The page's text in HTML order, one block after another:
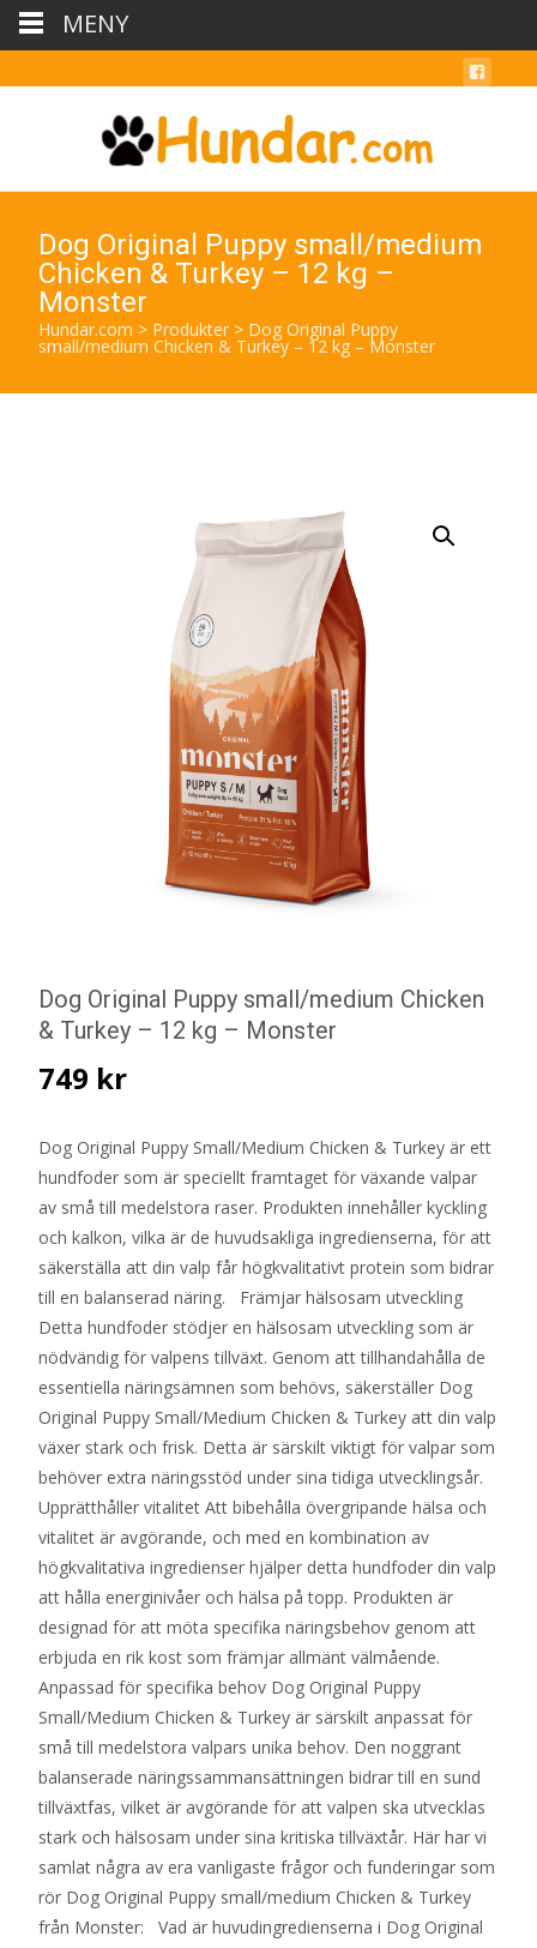
Dog Original Puppy small/medium
Chicken & Turkey – 12 kg –
Monster
Hundar.com > Produkter > Dog Original Puppy
small/medium Chicken & Turkey – 12 kg – Monster
Dog Original Puppy small/medium Chicken
& Turkey – 12 kg – Monster
749 kr
Dog Original Puppy Small/Medium Chicken & Turkey är ett
hundfoder som är speciellt framtaget för växande valpar
av små till medelstora raser. Produkten innehåller kyckling
och kalkon, vilka är de huvudsakliga ingredienserna, för att
säkerställa att din valp får högkvalitativt protein som bidrar
till en balanserad näring. Främjar hälsosam utveckling
Detta hundfoder stödjer en hälsosam utveckling som är
nödvändig för valpens tillväxt. Genom att tillhandahålla de
essentiella näringsämnen som behövs, säkerställer Dog
Original Puppy Small/Medium Chicken & Turkey att din valp
växer stark och frisk. Detta är särskilt viktigt för valpar som
behöver extra näringsstöd under sina tidiga utvecklingsår.
Upprätthåller vitalitet Att bibehålla övergripande hälsa och
vitalitet är avgörande, och med en kombination av
högkvalitativa ingredienser hjälper detta hundfoder din valp
att hålla energinivåer och hälsa på topp. Produkten är
designad för att möta specifika näringsbehov genom att
erbjuda en rik kost som främjar allmänt välmående.
Anpassad för specifika behov Dog Original Puppy
Small/Medium Chicken & Turkey är särskilt anpassat för
små till medelstora valpars unika behov. Den noggrant
balanserade näringssammansättningen bidrar till en sund
tillväxtfas, vilket är avgörande för att valpen ska utvecklas
stark och hälsosam under sina kritiska tillväxtår. Här har vi
samlat några av era vanligaste frågor och funderingar som
rör Dog Original Puppy small/medium Chicken & Turkey
från Monster: Vad är huvudingredienserna i Dog Original
MENY